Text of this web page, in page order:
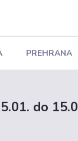
PREHRANA
do